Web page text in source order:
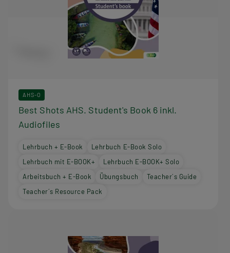
AHS-O
Best Shots AHS. Student's Book 6 inkl.
Audiofiles
Lehrbuch + E-Book
Lehrbuch E-Book Solo
Lehrbuch mit E-BOOK+
Lehrbuch E-BOOK+ Solo
Arbeitsbuch + E-Book
Übungsbuch
Teacher´s Guide
Teacher´s Resource Pack